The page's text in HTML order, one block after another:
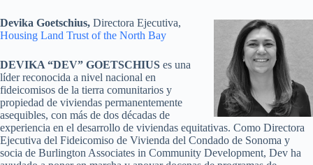
Devika Goetschius, Directora Ejecutiva,
Housing Land Trust of the North Bay
DEVIKA “DEV” GOETSCHIUS es una
líder reconocida a nivel nacional en
fideicomisos de la tierra comunitarios y
propiedad de viviendas permanentemente
asequibles, con más de dos décadas de
experiencia en el desarrollo de viviendas equitativas. Como Directora
Ejecutiva del Fideicomiso de Vivienda del Condado de Sonoma y
socia de Burlington Associates in Community Development, Dev ha